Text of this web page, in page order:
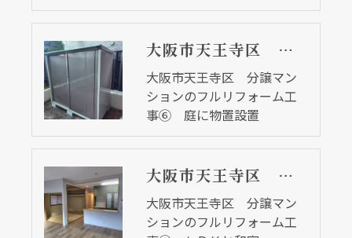
大阪市天王寺区 分譲マンションのフルリフォーム工事⑥ 庭に物置設置
大阪市天王寺区 分譲マン
ションのフルリフォーム工
事⑥ 庭に物置設置
大阪市天王寺区 分譲マンションのフルリフォーム工事② ＬＤＫと和室
大阪市天王寺区 分譲マン
ションのフルリフォーム工